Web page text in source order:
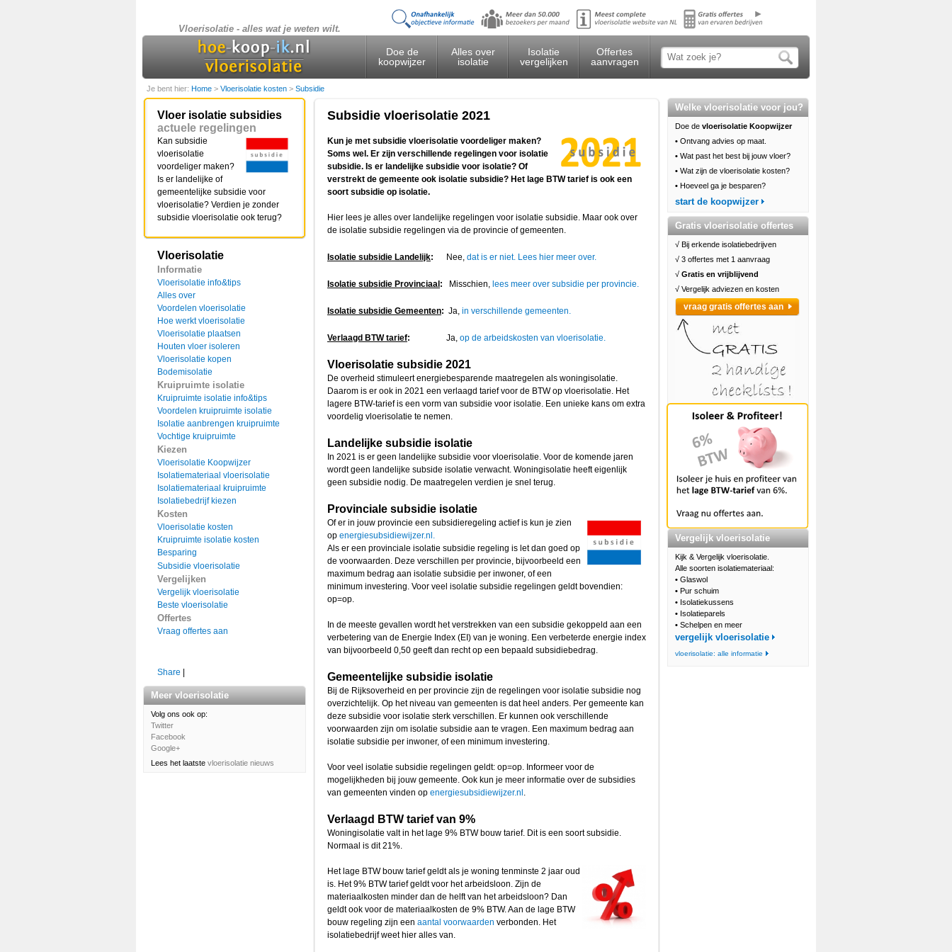
Vloerisolatie - alles wat je weten wilt.
Doe de
koopwijzer
Alles over
isolatie
Isolatie
vergelijken
Offertes
aanvragen
Je bent hier: Home > Vloerisolatie kosten > Subsidie
Vloer isolatie subsidies
actuele regelingen
Kan subsidie
vloerisolatie
voordeliger maken?
Is er landelijke of
gemeentelijke subsidie voor
vloerisolatie? Verdien je zonder
subsidie vloerisolatie ook terug?
Vloerisolatie
Informatie
Vloerisolatie info&tips
Alles over
Voordelen vloerisolatie
Hoe werkt vloerisolatie
Vloerisolatie plaatsen
Houten vloer isoleren
Vloerisolatie kopen
Bodemisolatie
Kruipruimte isolatie
Kruipruimte isolatie info&tips
Voordelen kruipruimte isolatie
Isolatie aanbrengen kruipruimte
Vochtige kruipruimte
Kiezen
Vloerisolatie Koopwijzer
Isolatiemateriaal vloerisolatie
Isolatiemateriaal kruipruimte
Isolatiebedrijf kiezen
Kosten
Vloerisolatie kosten
Kruipruimte isolatie kosten
Besparing
Subsidie vloerisolatie
Vergelijken
Vergelijk vloerisolatie
Beste vloerisolatie
Offertes
Vraag offertes aan
Share
Meer vloerisolatie
Volg ons ook op:
Twitter
Facebook
Google+
Lees het laatste vloerisolatie nieuws
Subsidie vloerisolatie 2021
Kun je met subsidie vloerisolatie voordeliger maken?
Soms wel. Er zijn verschillende regelingen voor isolatie
subsidie. Is er landelijke subsidie voor isolatie? Of
verstrekt de gemeente ook isolatie subsidie? Het lage BTW tarief is ook een
soort subsidie op isolatie.
Hier lees je alles over landelijke regelingen voor isolatie subsidie. Maar ook over
de isolatie subsidie regelingen via de provincie of gemeenten.
Isolatie subsidie Landelijk: Nee, dat is er niet. Lees hier meer over.
Isolatie subsidie Provinciaal : Misschien, lees meer over subsidie per provincie.
Isolatie subsidie Gemeenten: Ja, in verschillende gemeenten.
Verlaagd BTW tarief: Ja, op de arbeidskosten van vloerisolatie.
Vloerisolatie subsidie 2021
De overheid stimuleert energiebesparende maatregelen als woningisolatie.
Daarom is er ook in 2021 een verlaagd tarief voor de BTW op vloerisolatie. Het
lagere BTW-tarief is een vorm van subsidie voor isolatie. Een unieke kans om extra
voordelig vloerisolatie te nemen.
Landelijke subsidie isolatie
In 2021 is er geen landelijke subsidie voor vloerisolatie. Voor de komende jaren
wordt geen landelijke subside isolatie verwacht. Woningisolatie heeft eigenlijk
geen subsidie nodig. De maatregelen verdien je snel terug.
Provinciale subsidie isolatie
Of er in jouw provincie een subsidieregeling actief is kun je zien
op energiesubsidiewijzer.nl.
Als er een provinciale isolatie subsidie regeling is let dan goed op
de voorwaarden. Deze verschillen per provincie, bijvoorbeeld een
maximum bedrag aan isolatie subsidie per inwoner, of een
minimum investering. Voor veel isolatie subsidie regelingen geldt bovendien:
op=op.
In de meeste gevallen wordt het verstrekken van een subsidie gekoppeld aan een
verbetering van de Energie Index (EI) van je woning. Een verbeterde energie index
van bijvoorbeeld 0,50 geeft dan recht op een bepaald subsidiebedrag.
Gemeentelijke subsidie isolatie
Bij de Rijksoverheid en per provincie zijn de regelingen voor isolatie subsidie nog
overzichtelijk. Op het niveau van gemeenten is dat heel anders. Per gemeente kan
deze subsidie voor isolatie sterk verschillen. Er kunnen ook verschillende
voorwaarden zijn om isolatie subsidie aan te vragen. Een maximum bedrag aan
isolatie subsidie per inwoner, of een minimum investering.
Voor veel isolatie subsidie regelingen geldt: op=op. Informeer voor de
mogelijkheden bij jouw gemeente. Ook kun je meer informatie over de subsidies
van gemeenten vinden op energiesubsidiewijzer.nl .
Verlaagd BTW tarief van 9%
Woningisolatie valt in het lage 9% BTW bouw tarief. Dit is een soort subsidie.
Normaal is dit 21%.
Het lage BTW bouw tarief geldt als je woning tenminste 2 jaar oud
is. Het 9% BTW tarief geldt voor het arbeidsloon. Zijn de
materiaalkosten minder dan de helft van het arbeidsloon? Dan
geldt ook voor de materiaalkosten de 9% BTW. Aan de lage BTW
bouw regeling zijn een aantal voorwaarden verbonden. Het
isolatiebedrijf weet hier alles van.
Welke vloerisolatie voor jou?
Doe de vloerisolatie Koopwijzer
• Ontvang advies op maat.
• Wat past het best bij jouw vloer?
• Wat zijn de vloerisolatie kosten?
• Hoeveel ga je besparen?
start de koopwijzer
Gratis vloerisolatie offertes
√ Bij erkende isolatiebedrijven
√ 3 offertes met 1 aanvraag
√ Gratis en vrijblijvend
√ Vergelijk adviezen en kosten
vraag gratis offertes aan
Vergelijk vloerisolatie
Kijk & Vergelijk vloerisolatie.
Alle soorten isolatiemateriaal:
• Glaswol
• Pur schuim
• Isolatiekussens
• Isolatieparels
• Schelpen en meer
vergelijk vloerisolatie
vloerisolatie: alle informatie